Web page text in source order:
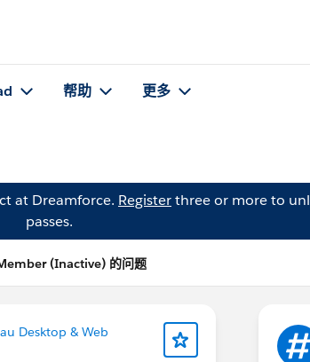
帮助 更多
at Dreamforce. Registerthree or more to
passes.
(Inactive) 的问题
Desktop & Web